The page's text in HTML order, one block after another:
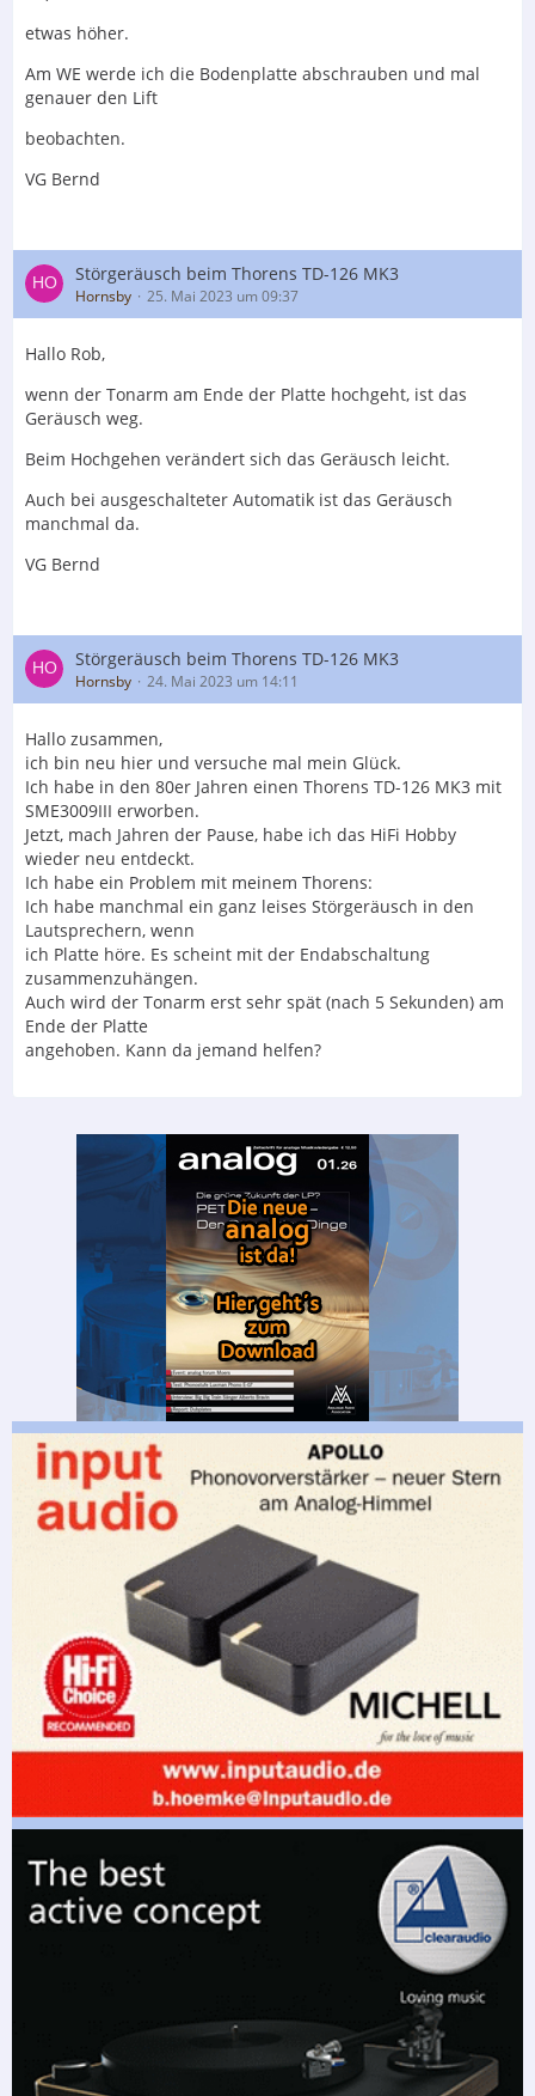
etwas höher.
Am WE werde ich die Bodenplatte abschrauben und mal
genauer den Lift
beobachten.
VG Bernd
Störgeräusch beim Thorens TD-126 MK3
Hornsby 25. Mai 2023 um 09:37
Hallo Rob,
wenn der Tonarm am Ende der Platte hochgeht, ist das
Geräusch weg.
Beim Hochgehen verändert sich das Geräusch leicht.
Auch bei ausgeschalteter Automatik ist das Geräusch
manchmal da.
VG Bernd
Störgeräusch beim Thorens TD-126 MK3
Hornsby 24. Mai 2023 um 14:11
Hallo zusammen,
ich bin neu hier und versuche mal mein Glück.
Ich habe in den 80er Jahren einen Thorens TD-126 MK3 mit
SME3009III erworben.
Jetzt, mach Jahren der Pause, habe ich das HiFi Hobby
wieder neu entdeckt.
Ich habe ein Problem mit meinem Thorens:
Ich habe manchmal ein ganz leises Störgeräusch in den
Lautsprechern, wenn
ich Platte höre. Es scheint mit der Endabschaltung
zusammenzuhängen.
Auch wird der Tonarm erst sehr spät (nach 5 Sekunden) am
Ende der Platte
angehoben. Kann da jemand helfen?